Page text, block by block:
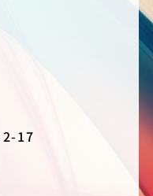
2-17